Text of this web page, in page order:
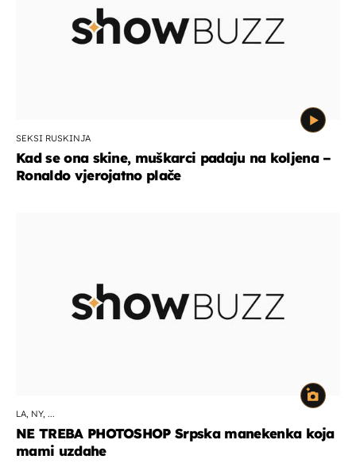
SEKSI RUSKINJA
Kad se ona skine, muškarci padaju na koljena –
Ronaldo vjerojatno plače
LA, NY, ...
NE TREBA PHOTOSHOP Srpska manekenka koja
mami uzdahe